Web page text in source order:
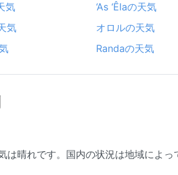
気 ‘As ‘Êlaの天気
気 オロルの天気
Randaの天気
は晴れです。国内の状況は地域によ